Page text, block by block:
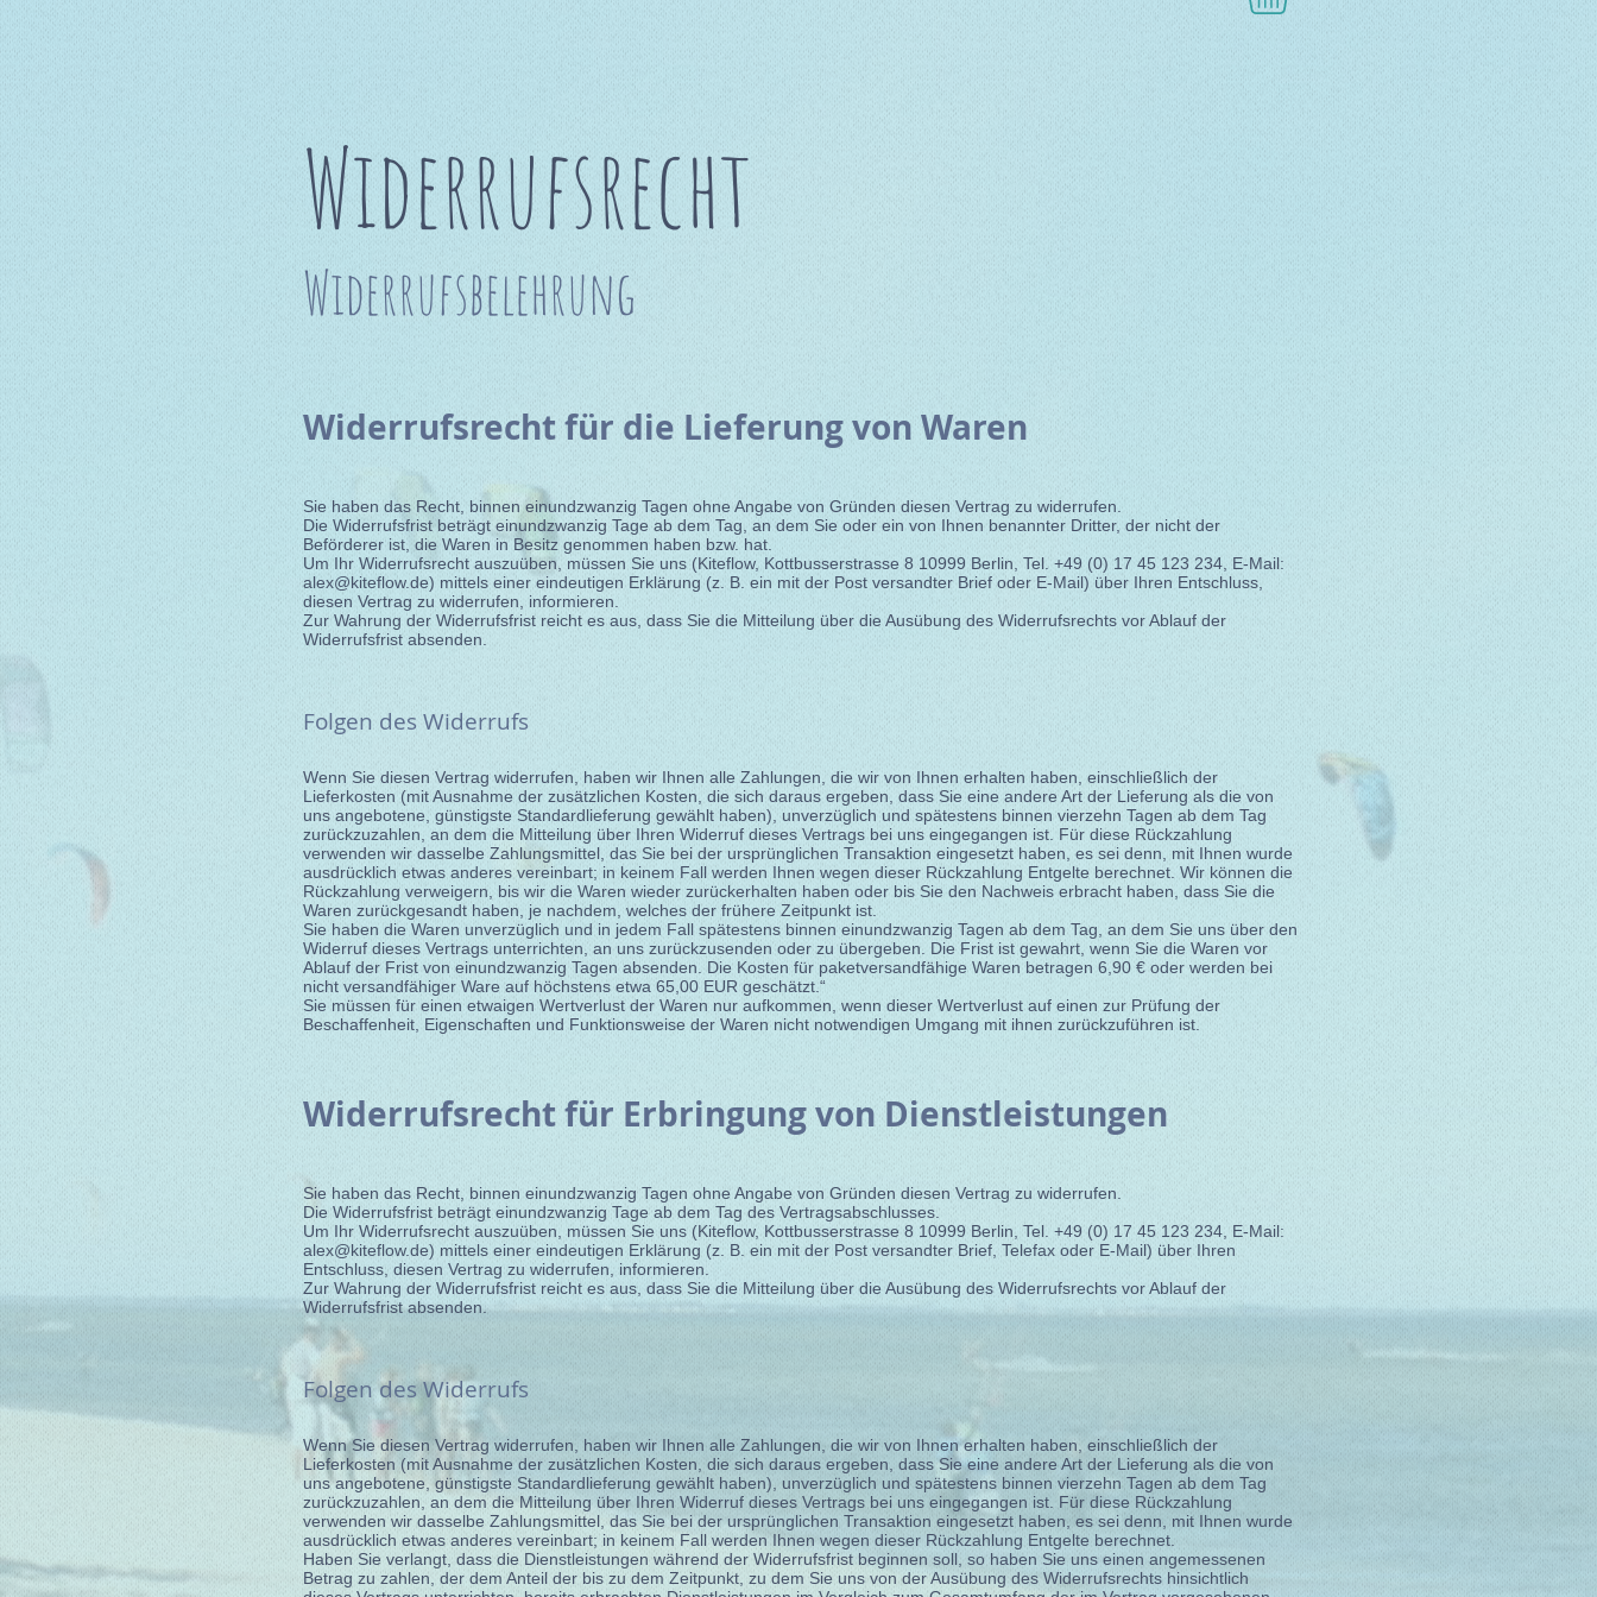
Widerrufsrecht
Widerrufsbelehrung
Widerrufsrecht für die Lieferung von Waren
Sie haben das Recht, binnen einundzwanzig Tagen ohne Angabe von Gründen diesen Vertrag zu widerrufen.
Die Widerrufsfrist beträgt einundzwanzig Tage ab dem Tag, an dem Sie oder ein von Ihnen benannter Dritter, der nicht der
Beförderer ist, die Waren in Besitz genommen haben bzw. hat.
Um Ihr Widerrufsrecht auszuüben, müssen Sie uns (Kiteflow, Kottbusserstrasse 8 10999 Berlin, Tel. +49 (0) 17 45 123 234, E-Mail:
alex@kiteflow.de) mittels einer eindeutigen Erklärung (z. B. ein mit der Post versandter Brief oder E-Mail) über Ihren Entschluss,
diesen Vertrag zu widerrufen, informieren.
Zur Wahrung der Widerrufsfrist reicht es aus, dass Sie die Mitteilung über die Ausübung des Widerrufsrechts vor Ablauf der
Widerrufsfrist absenden.
Folgen des Widerrufs
Wenn Sie diesen Vertrag widerrufen, haben wir Ihnen alle Zahlungen, die wir von Ihnen erhalten haben, einschließlich der
Lieferkosten (mit Ausnahme der zusätzlichen Kosten, die sich daraus ergeben, dass Sie eine andere Art der Lieferung als die von
uns angebotene, günstigste Standardlieferung gewählt haben), unverzüglich und spätestens binnen vierzehn Tagen ab dem Tag
zurückzuzahlen, an dem die Mitteilung über Ihren Widerruf dieses Vertrags bei uns eingegangen ist. Für diese Rückzahlung
verwenden wir dasselbe Zahlungsmittel, das Sie bei der ursprünglichen Transaktion eingesetzt haben, es sei denn, mit Ihnen wurde
ausdrücklich etwas anderes vereinbart; in keinem Fall werden Ihnen wegen dieser Rückzahlung Entgelte berechnet. Wir können die
Rückzahlung verweigern, bis wir die Waren wieder zurückerhalten haben oder bis Sie den Nachweis erbracht haben, dass Sie die
Waren zurückgesandt haben, je nachdem, welches der frühere Zeitpunkt ist.
Sie haben die Waren unverzüglich und in jedem Fall spätestens binnen einundzwanzig Tagen ab dem Tag, an dem Sie uns über den
Widerruf dieses Vertrags unterrichten, an uns zurückzusenden oder zu übergeben. Die Frist ist gewahrt, wenn Sie die Waren vor
Ablauf der Frist von einundzwanzig Tagen absenden. Die Kosten für paketversandfähige Waren betragen 6,90 € oder werden bei
nicht versandfähiger Ware auf höchstens etwa 65,00 EUR geschätzt.“
Sie müssen für einen etwaigen Wertverlust der Waren nur aufkommen, wenn dieser Wertverlust auf einen zur Prüfung der
Beschaffenheit, Eigenschaften und Funktionsweise der Waren nicht notwendigen Umgang mit ihnen zurückzuführen ist.
Widerrufsrecht für Erbringung von Dienstleistungen
Sie haben das Recht, binnen einundzwanzig Tagen ohne Angabe von Gründen diesen Vertrag zu widerrufen.
Die Widerrufsfrist beträgt einundzwanzig Tage ab dem Tag des Vertragsabschlusses.
Um Ihr Widerrufsrecht auszuüben, müssen Sie uns (Kiteflow, Kottbusserstrasse 8 10999 Berlin, Tel. +49 (0) 17 45 123 234, E-Mail:
alex@kiteflow.de) mittels einer eindeutigen Erklärung (z. B. ein mit der Post versandter Brief, Telefax oder E-Mail) über Ihren
Entschluss, diesen Vertrag zu widerrufen, informieren.
Zur Wahrung der Widerrufsfrist reicht es aus, dass Sie die Mitteilung über die Ausübung des Widerrufsrechts vor Ablauf der
Widerrufsfrist absenden.
Folgen des Widerrufs
Wenn Sie diesen Vertrag widerrufen, haben wir Ihnen alle Zahlungen, die wir von Ihnen erhalten haben, einschließlich der
Lieferkosten (mit Ausnahme der zusätzlichen Kosten, die sich daraus ergeben, dass Sie eine andere Art der Lieferung als die von
uns angebotene, günstigste Standardlieferung gewählt haben), unverzüglich und spätestens binnen vierzehn Tagen ab dem Tag
zurückzuzahlen, an dem die Mitteilung über Ihren Widerruf dieses Vertrags bei uns eingegangen ist. Für diese Rückzahlung
verwenden wir dasselbe Zahlungsmittel, das Sie bei der ursprünglichen Transaktion eingesetzt haben, es sei denn, mit Ihnen wurde
ausdrücklich etwas anderes vereinbart; in keinem Fall werden Ihnen wegen dieser Rückzahlung Entgelte berechnet.
Haben Sie verlangt, dass die Dienstleistungen während der Widerrufsfrist beginnen soll, so haben Sie uns einen angemessenen
Betrag zu zahlen, der dem Anteil der bis zu dem Zeitpunkt, zu dem Sie uns von der Ausübung des Widerrufsrechts hinsichtlich